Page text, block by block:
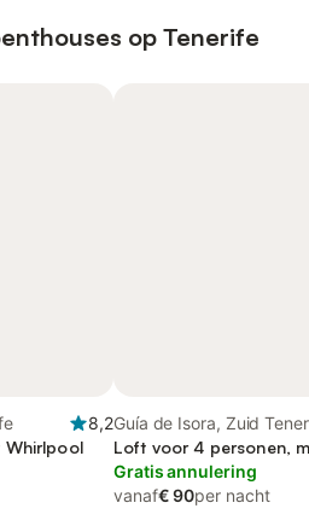
op Tenerife
8,2
Whirlpool
Guía de Isora, Zuid
Loft voor 4 personen,
Gratis annulering
vanaf€ 90per nacht